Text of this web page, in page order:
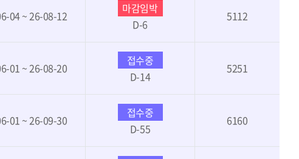
04 ~ 26-08-12
마감임박
D-6
5112
01 ~ 26-08-20
접수중
D-14
5251
01 ~ 26-09-30
접수중
D-55
6160